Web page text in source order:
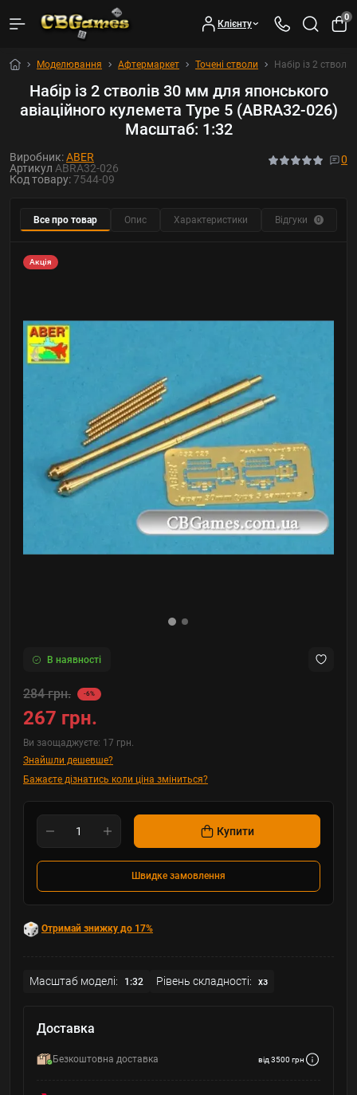
Клієнту
0
Моделювання Афтермаркет Точені стволи Набір із 2
Набір із 2 стволів 30 мм для японського
авіаційного кулемета Type 5 (ABRA32-026)
Масштаб: 1:32
Виробник:ABER
Артикул ABRA32-026
Код товару:7544-09
0
Все про товар Опис Характеристики Відгуки 0
Акція
В наявності
284 грн. -6%
267 грн.
Ви заощаджуєте: 17 грн.
Знайшли дешевше?
Бажаєте дізнатись коли ціна зміниться?
Купити
Швидке замовлення
Отримай знижку до 17%
Масштаб моделі: 1:32 Рівень складності: хз
Доставка
Безкоштовна доставка від 3500 грн